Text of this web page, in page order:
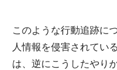
このような行動追跡に
人情報を侵害されてい
は、逆にこうしたやり